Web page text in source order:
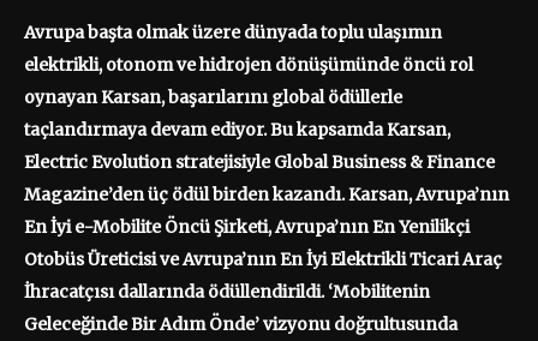
Avrupa başta olmak üzere dünyada toplu ulaşımın
elektrikli, otonom ve hidrojen dönüşümünde öncü rol
oynayan Karsan, başarılarını global ödüllerle
taçlandırmaya devam ediyor. Bu kapsamda Karsan,
Electric Evolution stratejisiyle Global Business & Finance
Magazine’den üç ödül birden kazandı. Karsan, Avrupa’nın
En İyi e-Mobilite Öncü Şirketi, Avrupa’nın En Yenilikçi
Otobüs Üreticisi ve Avrupa’nın En İyi Elektrikli Ticari Araç
İhracatçısı dallarında ödüllendirildi. ‘Mobilitenin
Geleceğinde Bir Adım Önde’ vizyonu doğrultusunda